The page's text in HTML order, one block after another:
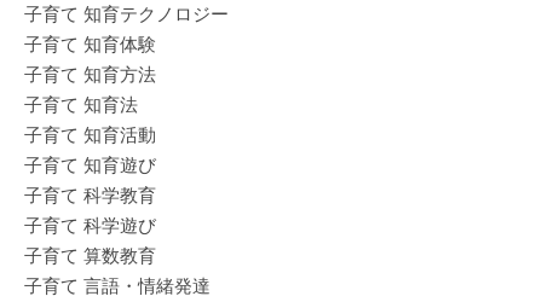
子育て 知育テクノロジー
子育て 知育体験
子育て 知育方法
子育て 知育法
子育て 知育活動
子育て 知育遊び
子育て 科学教育
子育て 科学遊び
子育て 算数教育
子育て 言語・情緒発達